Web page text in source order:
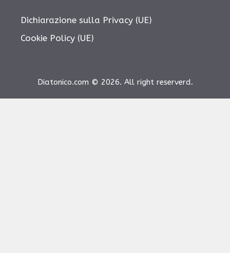
Dichiarazione sulla Privacy (UE)
Cookie Policy (UE)
Diatonico.com © 2026. All right reserverd.